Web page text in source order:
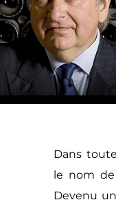
Dans
le nom de
Devenu